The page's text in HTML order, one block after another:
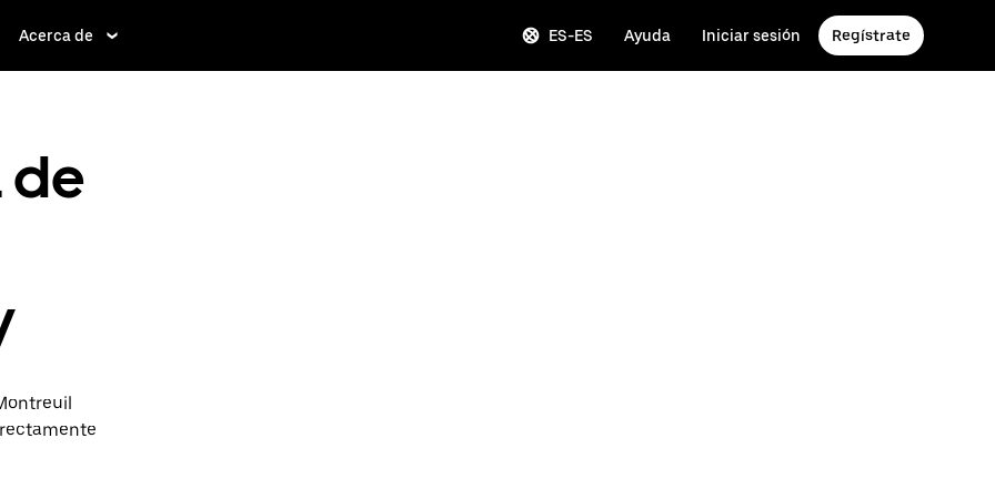
Acerca de ES-ES Ayuda Iniciar sesión Regístrate
de